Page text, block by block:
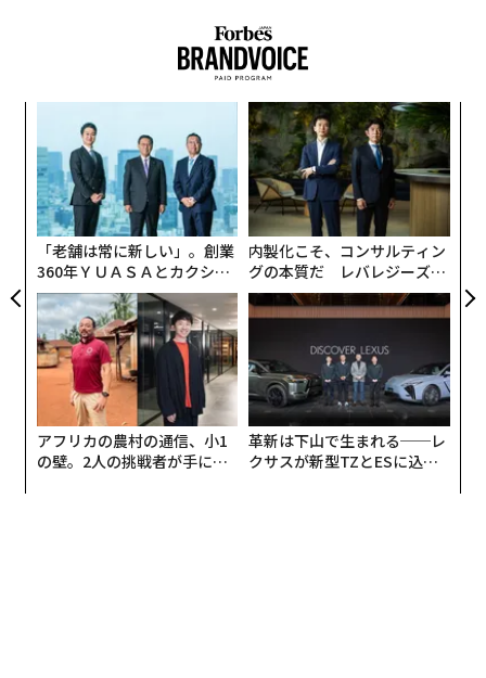
標準化し、滞在前のコミュニケーションを改善した。そ
の結果、緊急の連絡は減少し、全体の事業活動は拡大を
に対応するだけではない。オペレーションを改善するの
だ。
また、常時対応が必要だとしても、個人が常に対応でき
る必要はないことを認識した。そこで、スケジュール制
のカバー体制と、構造化された引き継ぎを導入した。担
当時間中は、そのチームメンバーが入ってくる連絡に完
全にオーナーシップを持つ。担当時間外は、責任が次の
シフトへ明確に移管される。
この方法なら、顧客は途切れないサポートを体感でき、
従業員は明確な集中と説明責任のもとで働ける。
リーダーシップの転換
目的特化型テクノロジーとは、汎用型テクノロジー（Ge
neral-purpose technology）と対比的に使われる概念
い差異が重要なワークフロー専用に作られたプラットフ
ォームやアプリケーション、システムを指す。これを導
入することで、効率性の向上だけでなく、イノベーショ
ンを生み出すプロセスの大幅な変革という成果が得られ
る。
「老舗は常に新しい」。創業
360年ＹＵＡＳＡとカクシン
CEO田尻望が語る、AIを超え
る人の価値
内製化こそ、コンサルティン
グの本質だ レバレジーズが
実践する、次世代ファームの
全貌
アフリカの農村の通信、小1
の壁。2人の挑戦者が手にし
革新は下山で生まれる──レ
クサスが新型TZとESに込め